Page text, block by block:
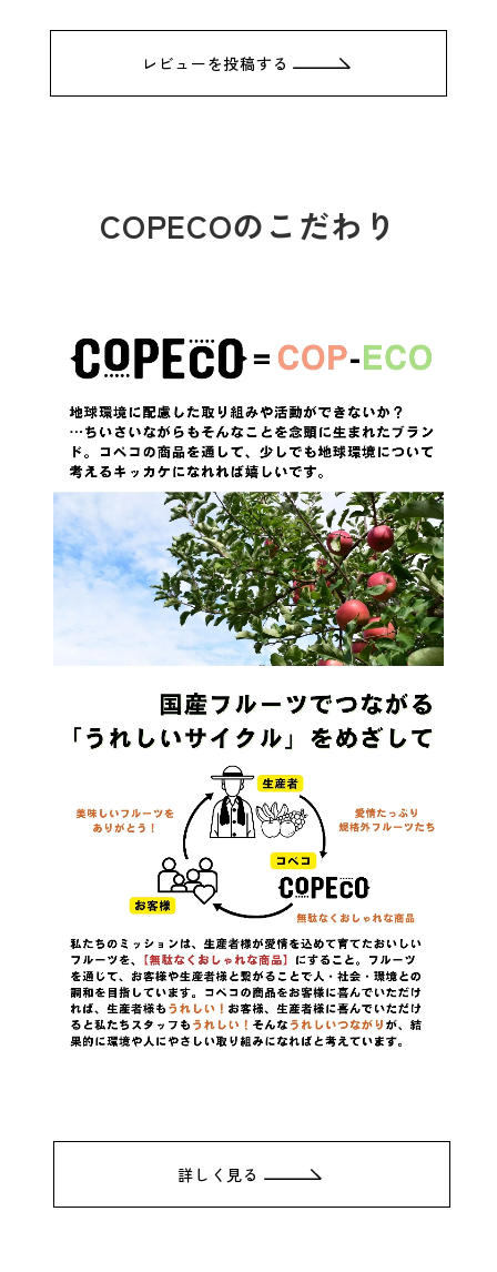
くためのフルーツティーの美味しい
レビューを投稿する
COPECOのこだわり
詳しく見る